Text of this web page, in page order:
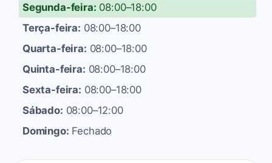
Segunda-feira: 08:00–18:00
Terça-feira: 08:00–18:00
Quarta-feira: 08:00–18:00
Quinta-feira: 08:00–18:00
Sexta-feira: 08:00–18:00
Sábado: 08:00–12:00
Domingo: Fechado